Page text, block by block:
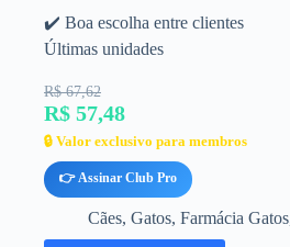
✔️ Boa escolha entre clientes
Últimas unidades
R$ 67,62
R$ 57,48
🔒 Valor exclusivo para membros
👉 Assinar Club Pro
Cães, Gatos, Farmácia Gatos